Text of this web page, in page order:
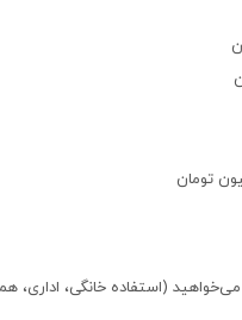
(استفاده خانگی، اداری،